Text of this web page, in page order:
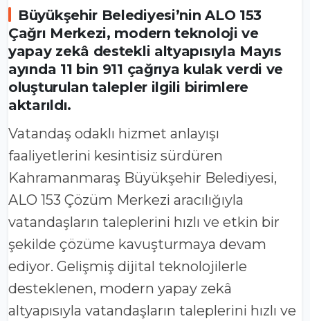
Büyükşehir Belediyesi’nin ALO 153
Çağrı Merkezi, modern teknoloji ve
yapay zekâ destekli altyapısıyla Mayıs
ayında 11 bin 911 çağrıya kulak verdi ve
oluşturulan talepler ilgili birimlere
aktarıldı.
Vatandaş odaklı hizmet anlayışı
faaliyetlerini kesintisiz sürdüren
Kahramanmaraş Büyükşehir Belediyesi,
ALO 153 Çözüm Merkezi aracılığıyla
vatandaşların taleplerini hızlı ve etkin bir
şekilde çözüme kavuşturmaya devam
ediyor. Gelişmiş dijital teknolojilerle
desteklenen, modern yapay zekâ
altyapısıyla vatandaşların taleplerini hızlı ve